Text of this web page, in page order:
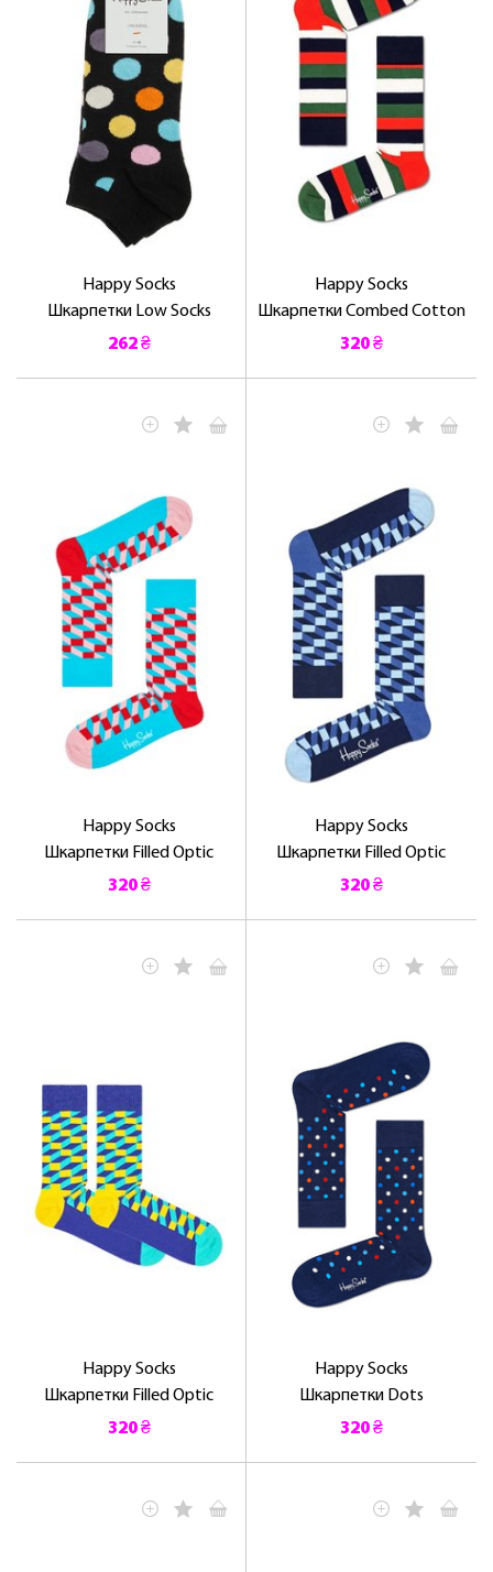
Happy Socks
Шкарпетки Low Socks
262 ₴
Happy Socks
Шкарпетки Combed Cotton
320 ₴
Happy Socks
Шкарпетки Filled Optic
320 ₴
Happy Socks
Шкарпетки Filled Optic
320 ₴
Happy Socks
Шкарпетки Filled Optic
320 ₴
Happy Socks
Шкарпетки Dots
320 ₴
ЛАСКАВО ПРОСИМО ДО
NOSOVSKI.COM! ПРИЙМІТЬ ВІД НАС
ПРИВІТНИЙ БОНУС - ЗНИЖКУ НА
ПЕРШЕ ПОКУПКУ
ОТРИМАТИ!